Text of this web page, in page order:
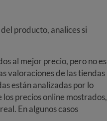
producto, analices si
al mejor precio, pero no es
valoraciones de las tiendas
están analizadas por lo
precios online mostrados,
En algunos casos